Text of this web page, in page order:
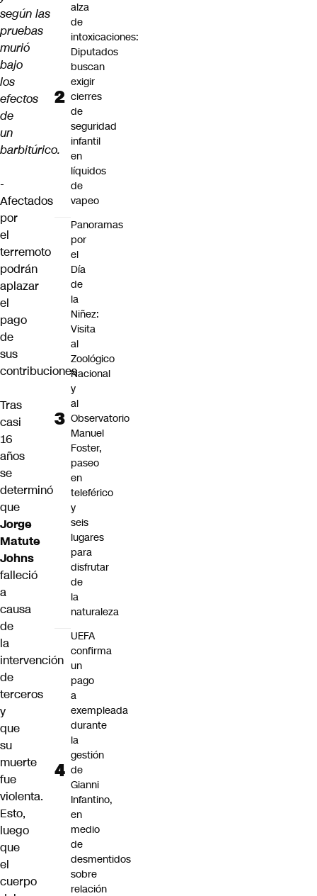
según las
pruebas
murió
bajo
los
efectos
de
un
barbitúrico.
-
Afectados
por
el
terremoto
podrán
aplazar
el
pago
de
sus
contribuciones
Tras
casi
16
años
se
determinó
que
Jorge
Matute
Johns
falleció
a
causa
de
la
intervención
de
terceros
y
que
su
muerte
fue
violenta.
Esto,
luego
que
el
cuerpo
alza
de
intoxicaciones:
Diputados
buscan
exigir
cierres
de
seguridad
infantil
en
líquidos
de
vapeo
Panoramas
por
el
Día
de
la
Niñez:
Visita
al
Zoológico
Nacional
y
al
Observatorio
Manuel
Foster,
paseo
en
teleférico
y
seis
lugares
para
disfrutar
de
la
naturaleza
UEFA
confirma
un
pago
a
exempleada
durante
la
gestión
de
Gianni
Infantino,
en
medio
de
desmentidos
sobre
relación